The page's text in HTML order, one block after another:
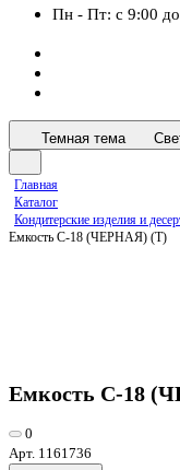
Пн - Пт: с 9:00
Темная тема
Главная
Каталог
Кондитерские изделия и
Емкость С-18 (ЧЕРНАЯ) (Т)
Емкость С-18
0
Арт. 1161736